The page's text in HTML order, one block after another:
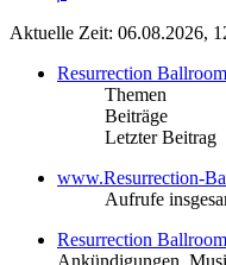
Aktuelle Zeit: 06.08.2026,
Resurrection Ballroom
Themen
Beiträge
Letzter Beitrag
www.Resurrection-
Aufrufe
Resurrection
Ankündigungen,